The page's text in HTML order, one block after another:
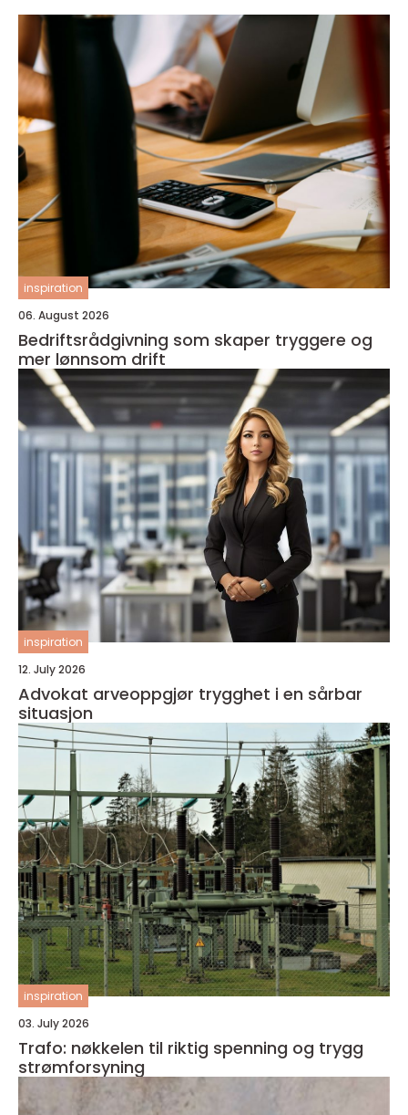
inspiration
06. August 2026
Bedriftsrådgivning som skaper tryggere og
mer lønnsom drift
inspiration
12. July 2026
Advokat arveoppgjør trygghet i en sårbar
situasjon
inspiration
03. July 2026
Trafo: nøkkelen til riktig spenning og trygg
strømforsyning